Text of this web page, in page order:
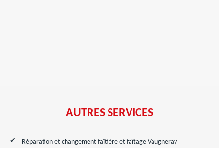
AUTRES SERVICES
Réparation et changement faîtière et faîtage Vaugneray